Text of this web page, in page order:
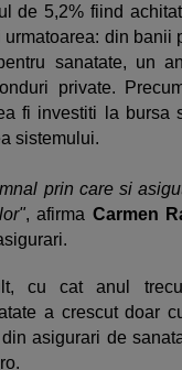
de 5,2% fiind
din banii
sanatate, un
private.
fi investiti la bursa
sistemului.
prin care si
, afirma Carmen
cu cat anul
a crescut doar
asigurari de